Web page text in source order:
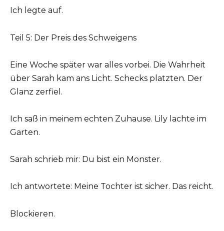
Ich legte auf.
Teil 5: Der Preis des Schweigens
Eine Woche später war alles vorbei. Die Wahrheit
über Sarah kam ans Licht. Schecks platzten. Der
Glanz zerfiel.
Ich saß in meinem echten Zuhause. Lily lachte im
Garten.
Sarah schrieb mir: Du bist ein Monster.
Ich antwortete: Meine Tochter ist sicher. Das reicht.
Blockieren.